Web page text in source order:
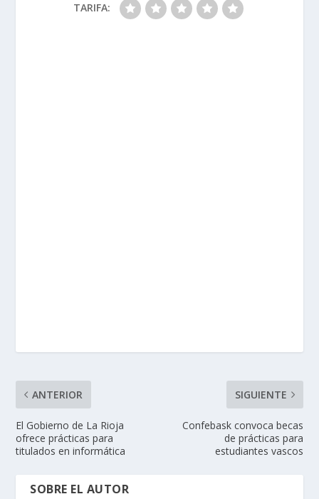
TARIFA:
ANTERIOR
El Gobierno de La Rioja
ofrece prácticas para
titulados en informática
SIGUIENTE
Confebask convoca becas
de prácticas para
estudiantes vascos
SOBRE EL AUTOR